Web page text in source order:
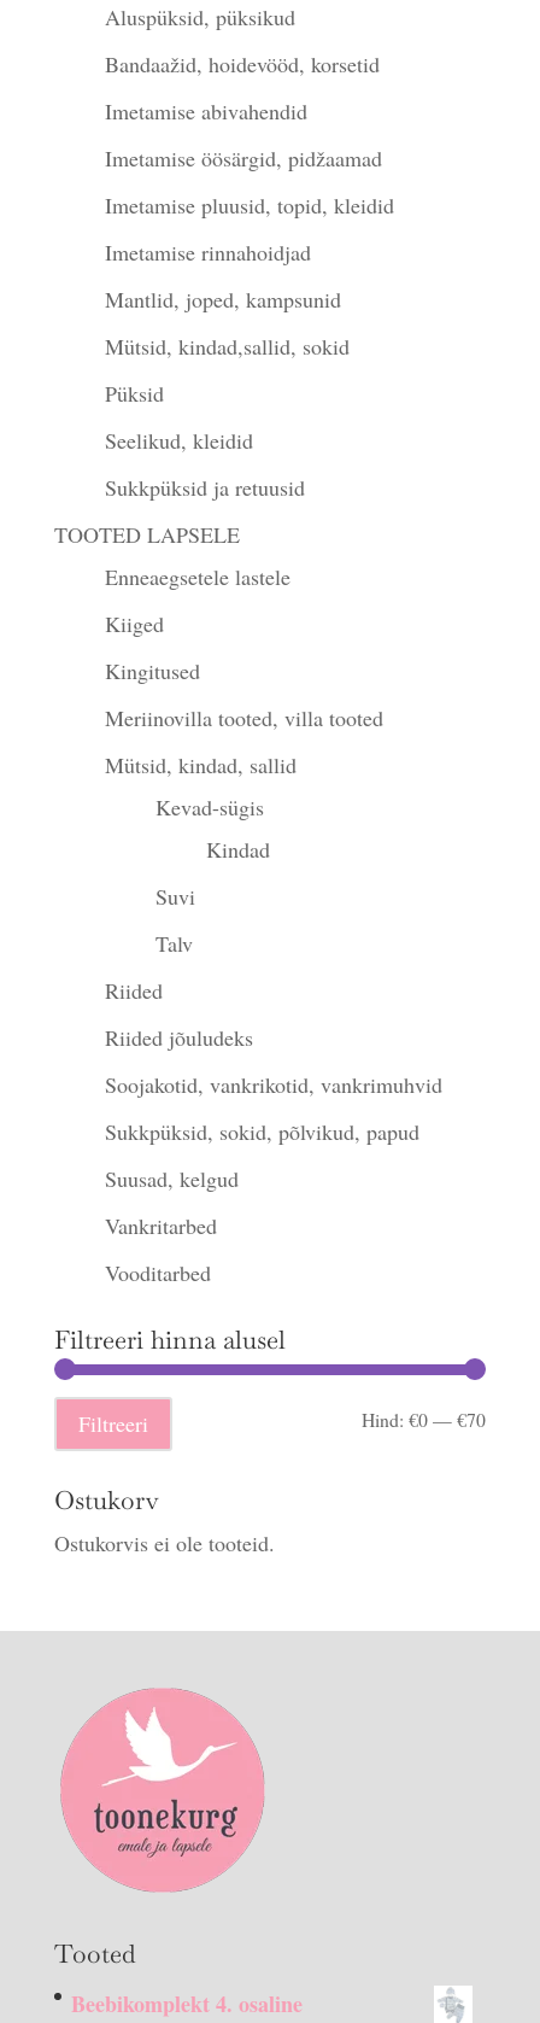
Aluspüksid, püksikud
Bandaažid, hoidevööd, korsetid
Imetamise abivahendid
Imetamise öösärgid, pidžaamad
Imetamise pluusid, topid, kleidid
Imetamise rinnahoidjad
Mantlid, joped, kampsunid
Mütsid, kindad,sallid, sokid
Püksid
Seelikud, kleidid
Sukkpüksid ja retuusid
TOOTED LAPSELE
Enneaegsetele lastele
Kiiged
Kingitused
Meriinovilla tooted, villa tooted
Mütsid, kindad, sallid
Kevad-sügis
Kindad
Suvi
Talv
Riided
Riided jõuludeks
Soojakotid, vankrikotid, vankrimuhvid
Sukkpüksid, sokid, põlvikud, papud
Suusad, kelgud
Vankritarbed
Vooditarbed
Filtreeri hinna alusel
Filtreeri Hind:€0—€70
Ostukorv
Ostukorvis ei ole tooteid.
Tooted
Beebikomplekt 4. osaline